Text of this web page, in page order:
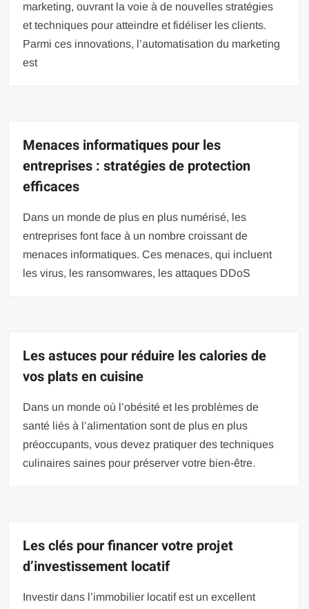
marketing, ouvrant la voie à de nouvelles stratégies
et techniques pour atteindre et fidéliser les clients.
Parmi ces innovations, l’automatisation du marketing
est
Menaces informatiques pour les
entreprises : stratégies de protection
efficaces
Dans un monde de plus en plus numérisé, les
entreprises font face à un nombre croissant de
menaces informatiques. Ces menaces, qui incluent
les virus, les ransomwares, les attaques DDoS
Les astuces pour réduire les calories de
vos plats en cuisine
Dans un monde où l’obésité et les problèmes de
santé liés à l’alimentation sont de plus en plus
préoccupants, vous devez pratiquer des techniques
culinaires saines pour préserver votre bien-être.
Les clés pour financer votre projet
d’investissement locatif
Investir dans l’immobilier locatif est un excellent